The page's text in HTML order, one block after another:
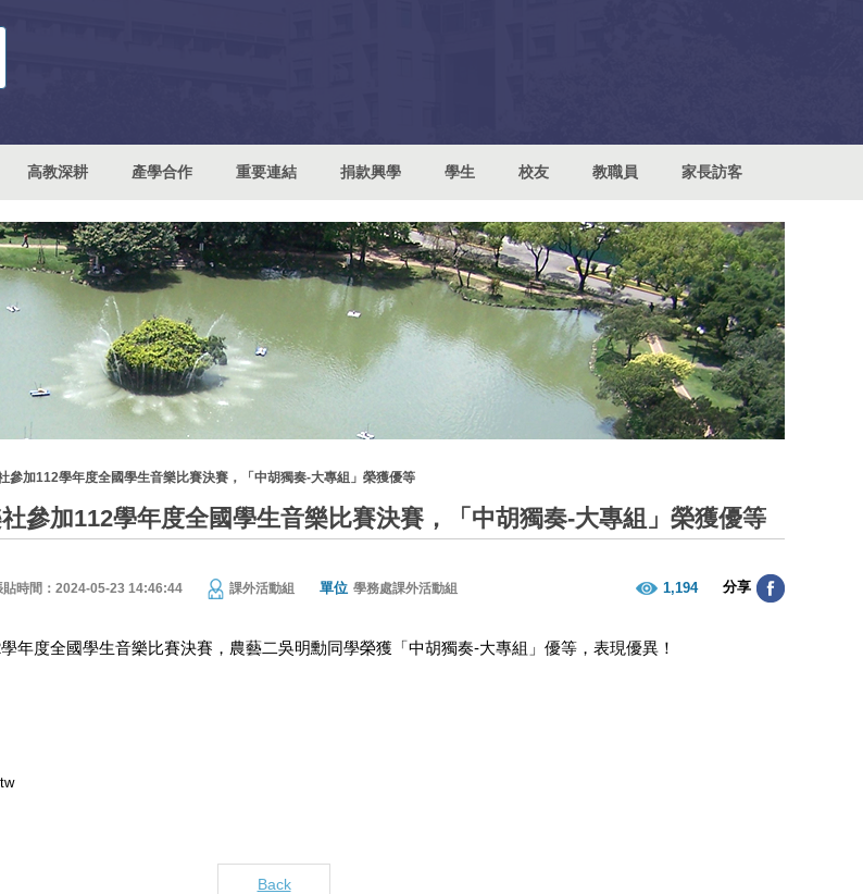
高教深耕 產學合作 重要連結 捐款興學 學生 校友 教職員 家長訪客
參加112學年度全國學生音樂比賽決賽，「中胡獨奏-大專組」榮獲優等
參加112學年度全國學生音樂比賽決賽，「中胡獨奏-大專組」榮獲優等
時間：2024-05-23 14:46:44 課外活動組 單位 學務處課外活動組 1,194 分享
年度全國學生音樂比賽決賽，農藝二吳明勳同學榮獲「中胡獨奏-大專組」優等，表現優異！
Back